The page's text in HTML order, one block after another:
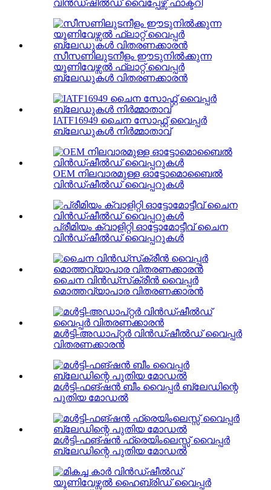
വിൻഡ്ഷീൽഡ് വൈപ്പേഴ്സ് ഫാക്ടറി
സീസണിലുടനീളം ഈടുനിൽക്കുന്ന
യൂണിവേഴ്സൽ ഫ്ലാറ്റ് വൈപ്പർ
ബ്ലേഡുകൾ വിതരണക്കാരൻ
IATF16949 ചൈന സോഫ്റ്റ് വൈപ്പർ
ബ്ലേഡുകൾ നിർമ്മാതാവ്
OEM നിലവാരമുള്ള ഓട്ടോമൊബൈൽ
വിൻഡ്ഷീൽഡ് വൈപ്പറുകൾ
പ്രീമിയം ക്വാളിറ്റി ഓട്ടോമോട്ടീവ് ചൈന
വിൻഡ്ഷീൽഡ് വൈപ്പറുകൾ
ചൈന വിൻഡ്‌സ്‌ക്രീൻ വൈപ്പർ
മൊത്തവ്യാപാര വിതരണക്കാരൻ
മൾട്ടി-അഡാപ്റ്റർ വിൻഡ്ഷീൽഡ് വൈപ്പർ
വിതരണക്കാരൻ
മൾട്ടി-ഫങ്ഷൻ ബീം വൈപ്പർ ബ്ലേഡിന്റെ
പുതിയ മോഡൽ
മൾട്ടി-ഫങ്ഷൻ ഫ്രെയിംലെസ്സ് വൈപ്പർ
ബ്ലേഡിന്റെ പുതിയ മോഡൽ